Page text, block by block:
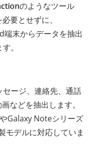
のようなツール
要とせずに、
末からデータを抽出
。
ージ、連絡先、通話
などを抽出します。
Galaxy Noteシリーズ
モデルに対応していま